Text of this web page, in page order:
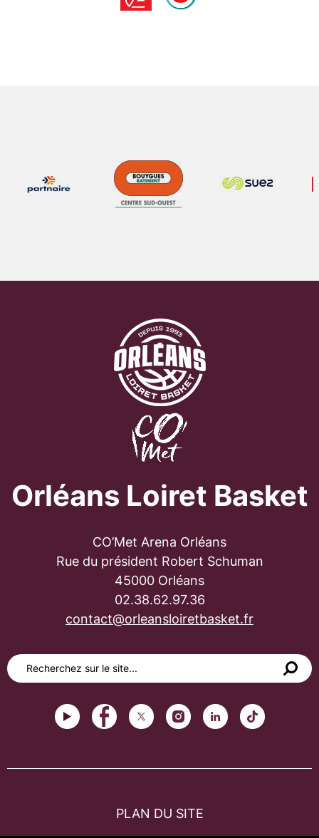
Orléans Loiret Basket
CO’Met Arena Orléans
Rue du président Robert Schuman
45000 Orléans
02.38.62.97.36
contact@orleansloiretbasket.fr
PLAN DU SITE